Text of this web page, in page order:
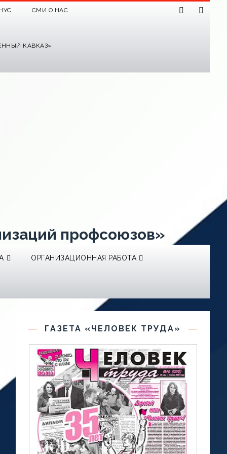
СМИ О НАС
КАВКАЗ»
профсоюзов»
ОРГАНИЗАЦИОННАЯ РАБОТА
ГАЗЕТА «ЧЕЛОВЕК ТРУДА»